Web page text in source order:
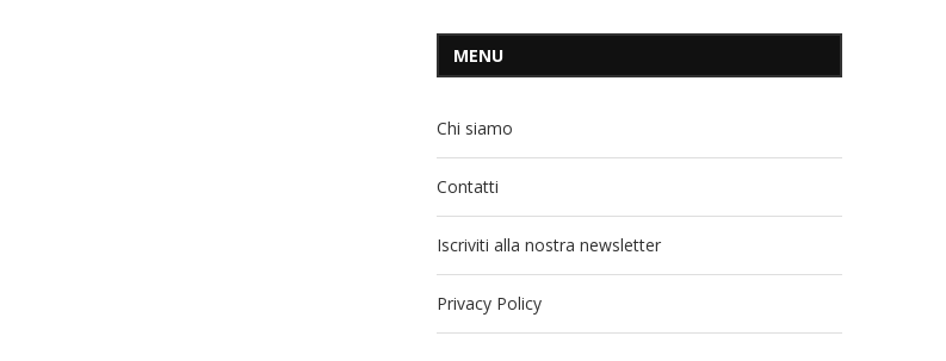
MENU
Chi siamo
Contatti
Iscriviti alla nostra newsletter
Privacy Policy